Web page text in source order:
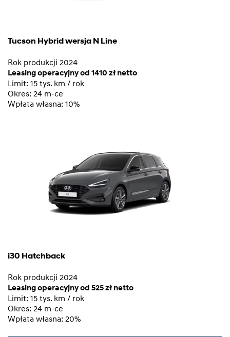
Tucson Hybrid wersja N Line
Rok produkcji 2024
Leasing operacyjny od 1410 zł netto
Limit: 15 tys. km / rok
Okres: 24 m-ce
Wpłata własna: 10%
i30 Hatchback
Rok produkcji 2024
Leasing operacyjny od 525 zł netto
Limit: 15 tys. km / rok
Okres: 24 m-ce
Wpłata własna: 20%